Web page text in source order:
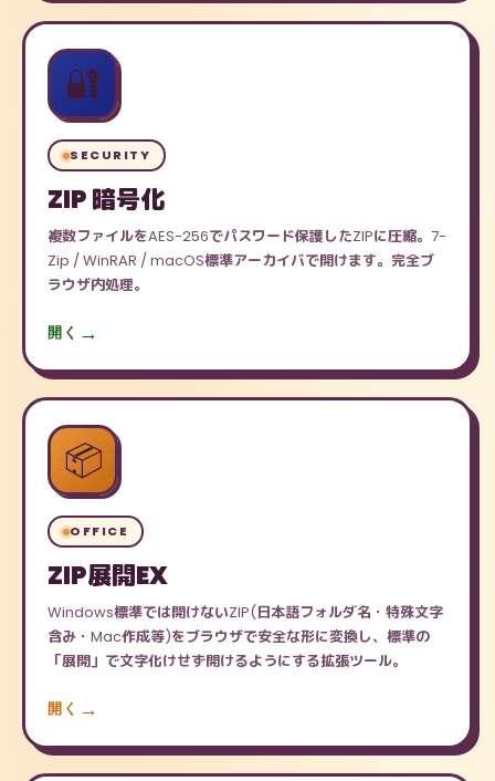
🔐
SECURITY
ZIP 暗号化
複数ファイルをAES-256でパスワード保護したZIPに圧縮。7-
Zip / WinRAR / macOS標準アーカイバで開けます。完全ブ
ラウザ内処理。
開く
📦
OFFICE
ZIP展開EX
Windows標準では開けないZIP(日本語フォルダ名・特殊文字
含み・Mac作成等)をブラウザで安全な形に変換し、標準の
「展開」で文字化けせず開けるようにする拡張ツール。
開く